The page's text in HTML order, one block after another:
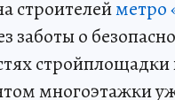
строителейметро
заботы о
стройплощадки
многоэтажки